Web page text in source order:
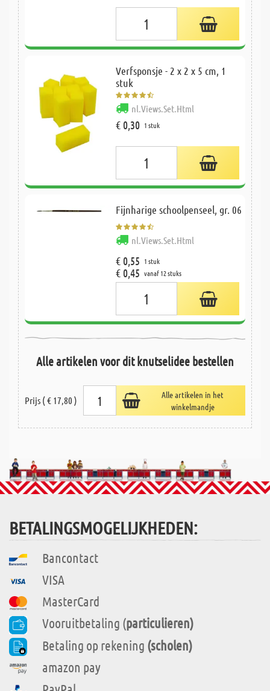
Verfsponsje - 2 x 2 x 5 cm, 1
stuk
nl.Views.Set.Html
€ 0,30 1 stuk
Fijnharige schoolpenseel, gr. 06
nl.Views.Set.Html
€ 0,55 1 stuk
€ 0,45 vanaf 12 stuks
Alle artikelen voor dit knutselidee bestellen
Prijs ( € 17,80 )
Alle artikelen in het
winkelmandje
BETALINGSMOGELIJKHEDEN:
Bancontact
VISA
MasterCard
Vooruitbetaling (particulieren)
Betaling op rekening (scholen)
amazon pay